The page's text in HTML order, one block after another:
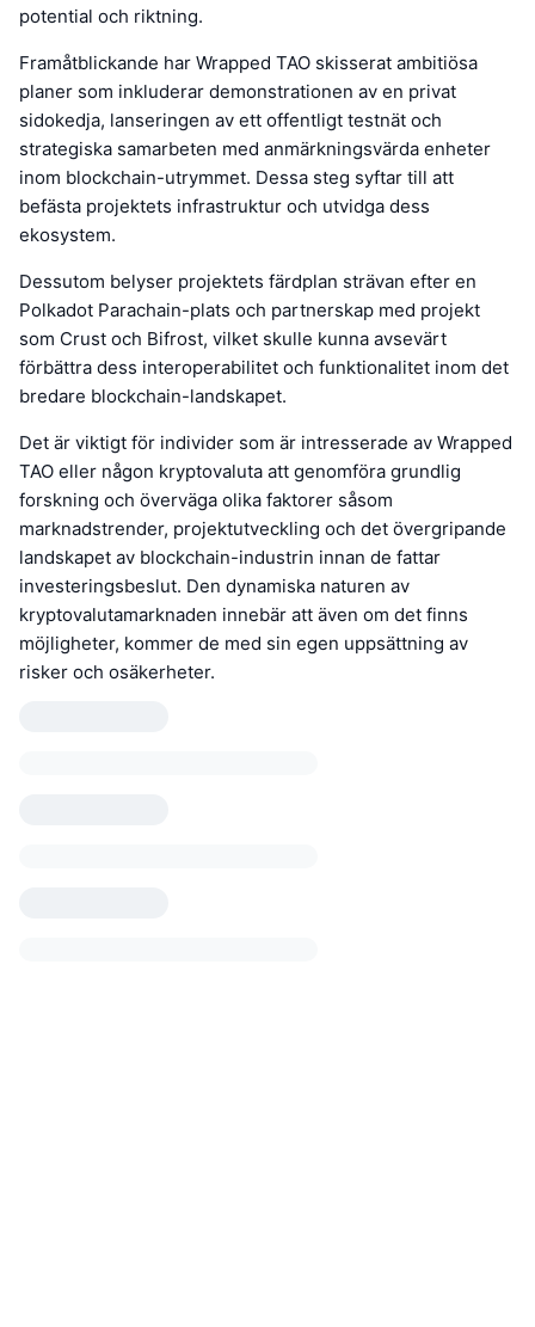
potential och riktning.
Framåtblickande har Wrapped TAO skisserat ambitiösa
planer som inkluderar demonstrationen av en privat
sidokedja, lanseringen av ett offentligt testnät och
strategiska samarbeten med anmärkningsvärda enheter
inom blockchain-utrymmet. Dessa steg syftar till att
befästa projektets infrastruktur och utvidga dess
ekosystem.
Dessutom belyser projektets färdplan strävan efter en
Polkadot Parachain-plats och partnerskap med projekt
som Crust och Bifrost, vilket skulle kunna avsevärt
förbättra dess interoperabilitet och funktionalitet inom det
bredare blockchain-landskapet.
Det är viktigt för individer som är intresserade av Wrapped
TAO eller någon kryptovaluta att genomföra grundlig
forskning och överväga olika faktorer såsom
marknadstrender, projektutveckling och det övergripande
landskapet av blockchain-industrin innan de fattar
investeringsbeslut. Den dynamiska naturen av
kryptovalutamarknaden innebär att även om det finns
möjligheter, kommer de med sin egen uppsättning av
risker och osäkerheter.